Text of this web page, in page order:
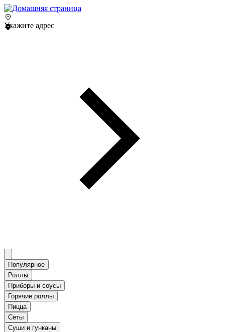
Укажите адрес
Популярное
Роллы
Приборы и соусы
Горячие роллы
Пицца
Сеты
Суши и гунканы